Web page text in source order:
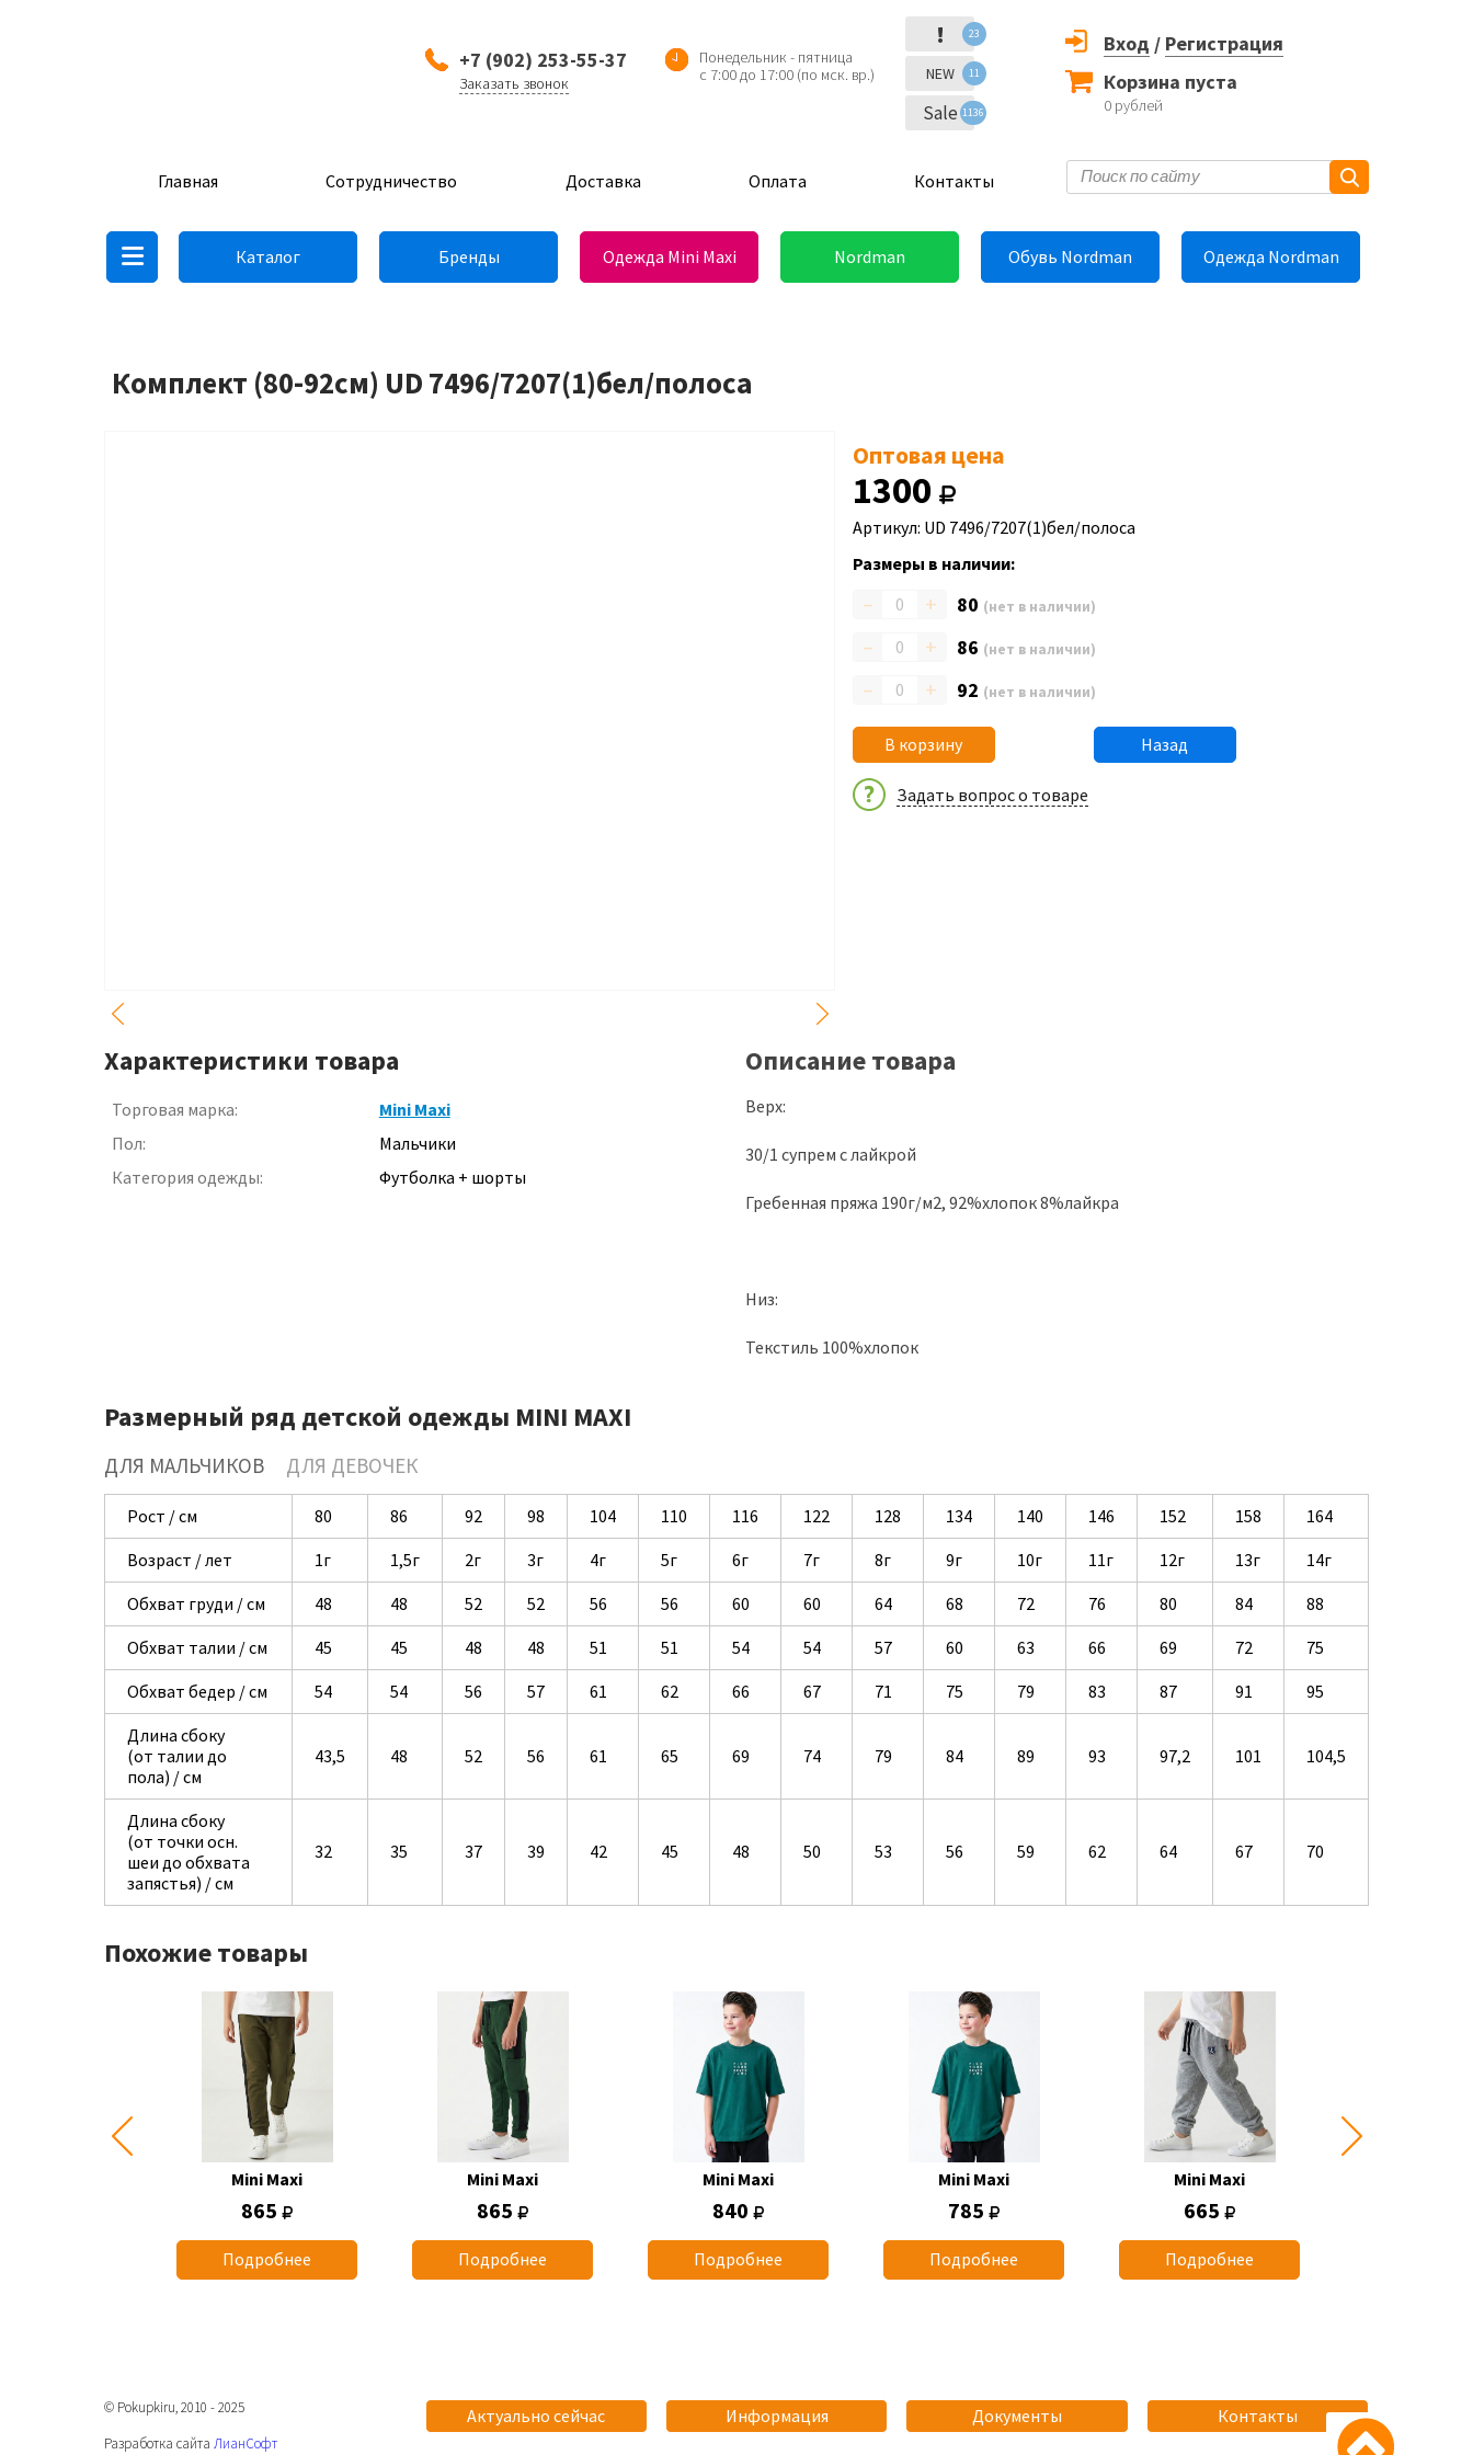
+7 (902) 253-55-37
Заказать звонок
Понедельник - пятница
с 7:00 до 17:00 (по мск. вр.)
! 23
NEW 11
Sale 1136
Вход / Регистрация
Корзина пуста
0 рублей
Главная Сотрудничество Доставка Оплата Контакты
Каталог Бренды Одежда Mini Maxi Nordman Обувь Nordman Одежда Nordman
Комплект (80-92см) UD 7496/7207(1)бел/полоса
Оптовая цена
1300
Артикул: UD 7496/7207(1)бел/полоса
Размеры в наличии:
– + 80 (нет в наличии)
– + 86 (нет в наличии)
– + 92 (нет в наличии)
В корзину Назад
Задать вопрос о товаре
Характеристики товара
Торговая марка:
Mini Maxi
Пол:
Мальчики
Категория одежды:
Футболка + шорты
Описание товара
Верх:
30/1 супрем с лайкрой
Гребенная пряжа 190г/м2, 92%хлопок 8%лайкра
Низ:
Текстиль 100%хлопок
Размерный ряд детской одежды MINI MAXI
ДЛЯ МАЛЬЧИКОВ ДЛЯ ДЕВОЧЕК
Рост / см 80 86 92 98 104 110 116 122 128 134 140 146 152 158
164
Возраст / лет
1г 1,5г 2г 3г 4г 5г 6г 7г 8г 9г 10г 11г 12г 13г
14г
Обхват груди / см
48 48 52 52 56 56 60 60 64 68 72 76 80 84
88
Обхват талии / см
45 45 48 48 51 51 54 54 57 60 63 66 69 72
75
Обхват бедер / см
54 54 56 57 61 62 66 67 71 75 79 83 87 91
95
Длина сбоку
(от талии до
пола) / см
43,5 48 52 56 61 65 69 74 79 84 89 93 97,2 101 104,5
Длина сбоку
(от точки осн.
шеи до обхвата
запястья) / см
32 35 37 39 42 45 48 50 53 56 59 62 64 67 70
Похожие товары
Mini Maxi
865
Подробнее
Mini Maxi
865
Подробнее
Mini Maxi
840
Подробнее
Mini Maxi
785
Подробнее
Mini Maxi
665
Подробнее
Актуально сейчас Информация Документы Контакты
© Pokupkiru, 2010 - 2025
Разработка сайта ЛианСофт